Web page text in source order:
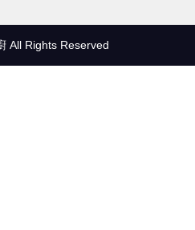
All Rights Reserved